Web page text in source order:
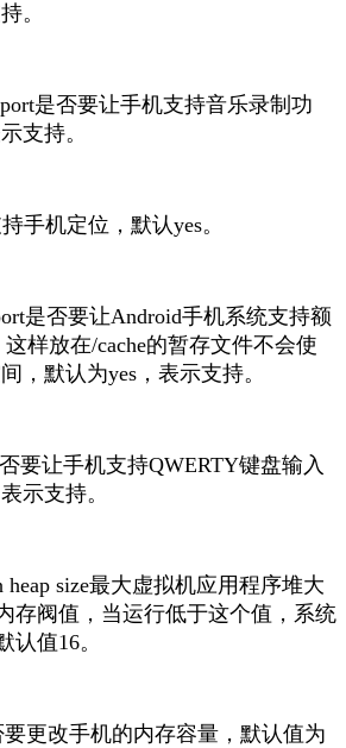
。
是否要让手机支持音乐录制功
支持。
手机定位，默认yes。
是否要让Android手机系统支持额
样放在/cache的暂存文件不会使
，默认为yes，表示支持。
要让手机支持QWERTY键盘输入
示支持。
heap size最大虚拟机应用程序堆大
存阀值，当运行低于这个值，系统
值16。
要更改手机的内存容量，默认值为